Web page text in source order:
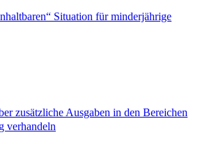
Situation für minderjährige
zusätzliche Ausgaben in den Bereichen
verhandeln